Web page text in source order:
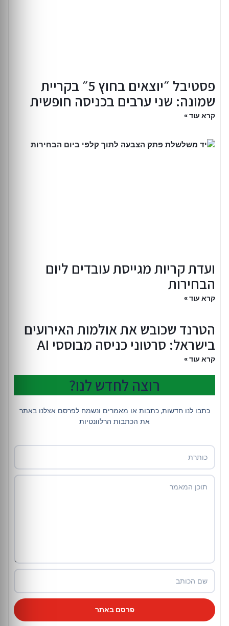
פסטיבל ״יוצאים בחוץ 5״ בקריית
שמונה: שני ערבים בכניסה חופשית
קרא עוד »
ועדת קריות מגייסת עובדים ליום
הבחירות
קרא עוד »
הטרנד שכובש את אולמות האירועים
בישראל: סרטוני כניסה מבוססי AI
קרא עוד »
רוצה לחדש לנו?
כתבו לנו חדשות, כתבות או מאמרים ונשמח לפרסם אצלנו באתר
את הכתבות הרלוונטיות
פרסם באתר